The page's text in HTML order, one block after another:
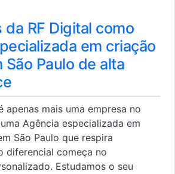
da RF Digital como
em criação
Paulo de alta
apenas mais uma empresa no
Agência especializada em
São Paulo que respira
diferencial começa no
Estudamos o seu